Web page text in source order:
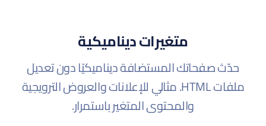
متغيرات ديناميكية
حدّث صفحاتك المستضافة ديناميكيًا دون تعديل
ملفات HTML. مثالي للإعلانات والعروض الترويجية
والمحتوى المتغير باستمرار.